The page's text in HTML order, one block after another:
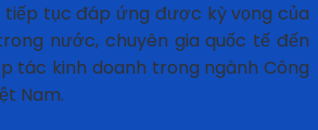
tục đáp ứng được kỳ vọng của
nước, chuyên gia quốc tế đến
tác kinh doanh trong ngành Công
Nam.